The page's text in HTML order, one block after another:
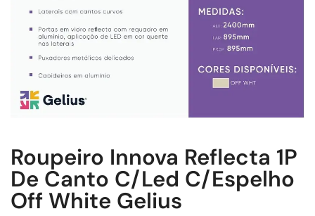
Roupeiro Innova Reflecta 1P
De Canto C/Led C/Espelho
Off White Gelius